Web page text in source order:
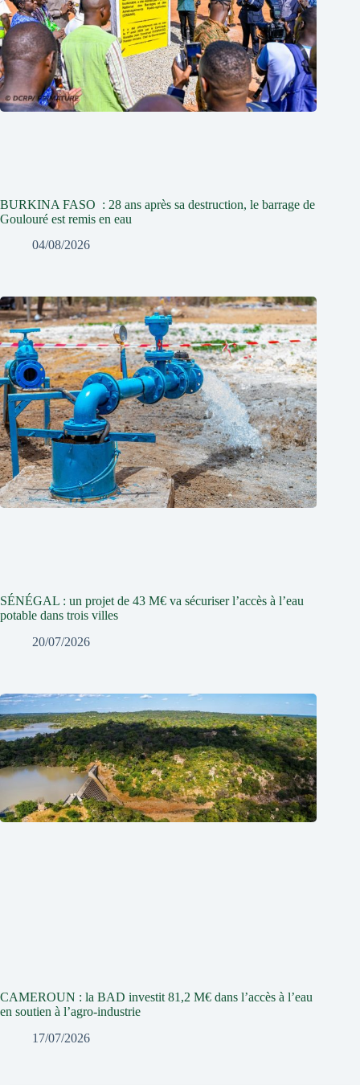
BURKINA FASO : 28 ans après sa destruction, le barrage de
Goulouré est remis en eau
04/08/2026
SÉNÉGAL : un projet de 43 M€ va sécuriser l’accès à l’eau
potable dans trois villes
20/07/2026
CAMEROUN : la BAD investit 81,2 M€ dans l’accès à l’eau
en soutien à l’agro-industrie
17/07/2026